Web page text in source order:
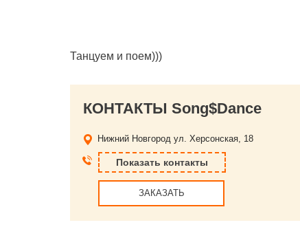
Танцуем и поем)))
КОНТАКТЫ Song$Dance
Нижний Новгород ул. Херсонская, 18
Показать контакты
ЗАКАЗАТЬ